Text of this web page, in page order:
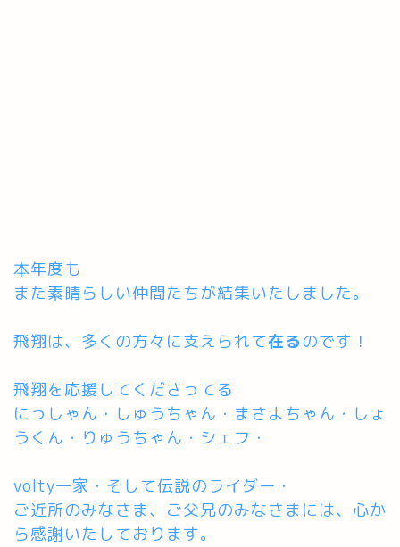
本年度も
また素晴らしい仲間たちが結集いたしました。
飛翔は、多くの方々に支えられて在るのです！
飛翔を応援してくださってる
にっしゃん・しゅうちゃん・まさよちゃん・しょ
うくん・りゅうちゃん・シェフ・
volty一家・そして伝説のライダー・
ご近所のみなさま、ご父兄のみなさまには、心か
ら感謝いたしております。